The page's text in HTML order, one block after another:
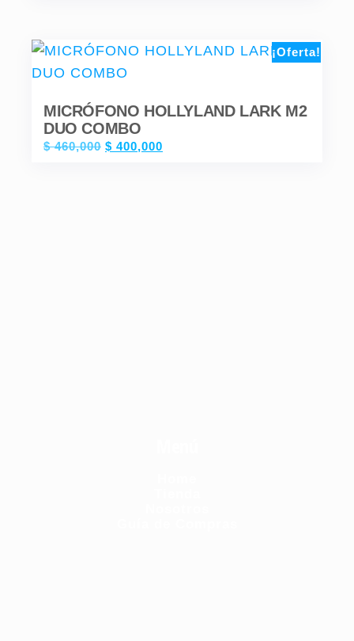
¡Oferta!
MICRÓFONO HOLLYLAND LARK M2
DUO COMBO
$460,000 $ 400,000